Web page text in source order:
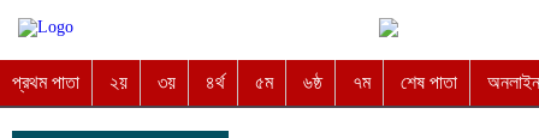
প্রথম পাতা ২য় ৩য় ৪র্থ ৫ম ৬ষ্ঠ ৭ম শেষ পাতা অনলাইন